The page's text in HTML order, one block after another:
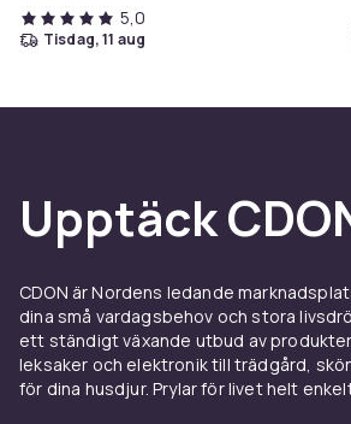
5,0
tisdag, 11 aug
Upptäck
CDON är Nordens ledande
dina små vardagsbehov och stora
ett ständigt växande utbud av produkter
leksaker och elektronik till trädgård,
för dina husdjur. Prylar för livet helt